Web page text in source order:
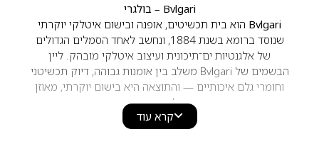
Bvlgari – בולגרי
Bvlgariהוא בית תכשיטים, אופנה ובישום איטלקי יוקרתי
שנוסד ברומא בשנת 1884, ונחשב לאחד הסמלים הגדולים
של אלגנטיות ים־תיכונית ועיצוב איטלקי מובהק. ליין
הבשמים של Bvlgari משלב בין אומנות גבוהה, דיוק תכשיטני
וחומרי גלם איכותיים — והתוצאה היא בישום יוקרתי, מאוזן
ומלא נוכחות.
הניחוחות של Bvlgari מתאפיינים בשילובים עדינים ומדויקים
פרחים לבנים, הדרים רעננים, תווי עץ נקיים, מושק רך
קרא עוד